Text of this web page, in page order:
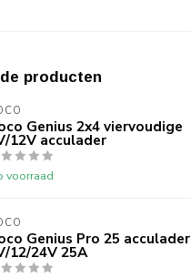
producten
Genius 2x4 viervoudige
12V acculader
voorraad
Genius Pro 25 acculader
12/24V 25A